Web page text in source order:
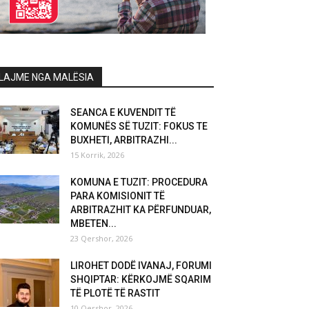
NGA MALËSIA
SEANCA E KUVENDIT TË
KOMUNËS SË TUZIT: FOKUS TE
BUXHETI, ARBITRAZHI...
15 Korrik, 2026
KOMUNA E TUZIT: PROCEDURA
PARA KOMISIONIT TË
ARBITRAZHIT KA PËRFUNDUAR,
MBETEN...
23 Qershor, 2026
LIROHET DODË IVANAJ, FORUMI
SHQIPTAR: KËRKOJMË SQARIM
TË PLOTË TË RASTIT